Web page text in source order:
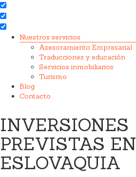
Nuestros servicios
Asesoramiento Empresarial
Traducciones y educación
Servicios inmobiliarios
Turismo
Blog
Contacto
INVERSIONES
PREVISTAS EN
ESLOVAQUIA